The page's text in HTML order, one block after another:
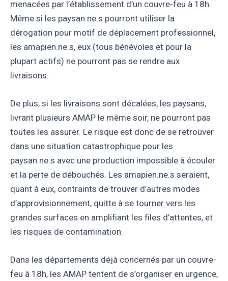
menacées par l’établissement d’un couvre-feu à 18h.
Même si les paysan.ne.s pourront utiliser la
dérogation pour motif de déplacement professionnel,
les amapien.ne.s, eux (tous bénévoles et pour la
plupart actifs) ne pourront pas se rendre aux
livraisons.
De plus, si les livraisons sont décalées, les paysans,
livrant plusieurs AMAP le même soir, ne pourront pas
toutes les assurer. Le risque est donc de se retrouver
dans une situation catastrophique pour les
paysan.ne.s avec une production impossible à écouler
et la perte de débouchés. Les amapien.ne.s seraient,
quant à eux, contraints de trouver d’autres modes
d’approvisionnement, quitte à se tourner vers les
grandes surfaces en amplifiant les files d’attentes, et
les risques de contamination.
Dans les départements déjà concernés par un couvre-
feu à 18h, les AMAP tentent de s’organiser en urgence,